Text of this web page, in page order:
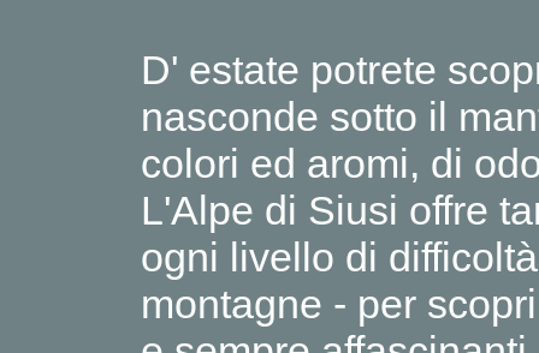
D' estate potrete
nasconde sotto il
colori ed aromi, di
L'Alpe di Siusi offre
ogni livello di
montagne - per